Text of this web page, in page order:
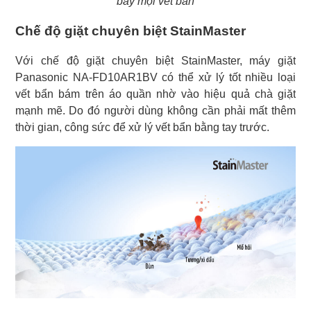
Chế độ giặt chuyên biệt StainMaster
Với chế độ giặt chuyên biệt StainMaster, máy giặt
Panasonic NA-FD10AR1BV có thể xử lý tốt nhiều loại
vết bẩn bám trên áo quần nhờ vào hiệu quả chà giặt
mạnh mẽ. Do đó người dùng không cần phải mất thêm
thời gian, công sức để xử lý vết bẩn bằng tay trước.